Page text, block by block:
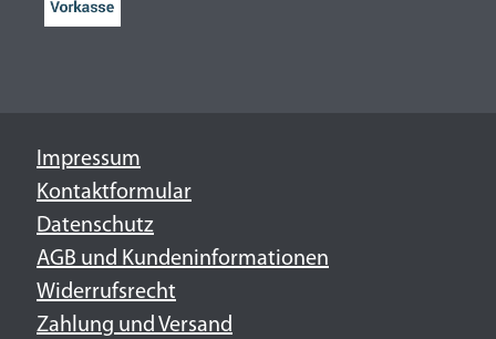
Impressum
Kontaktformular
Datenschutz
AGB und Kundeninformationen
Widerrufsrecht
Zahlung und Versand